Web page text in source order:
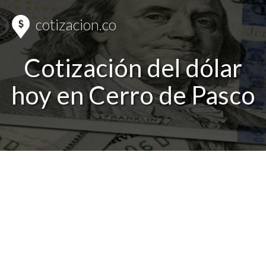
cotizacion.co
Cotización del dólar
hoy en Cerro de Pasco